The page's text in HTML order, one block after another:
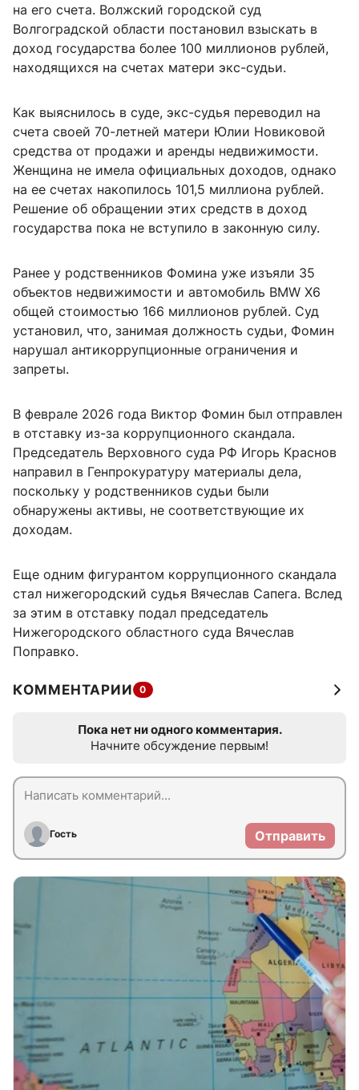
на его счета. Волжский городской суд
Волгоградской области постановил взыскать в
доход государства более 100 миллионов рублей,
находящихся на счетах матери экс-судьи.
Как выяснилось в суде, экс-судья переводил на
счета своей 70-летней матери Юлии Новиковой
средства от продажи и аренды недвижимости.
Женщина не имела официальных доходов, однако
на ее счетах накопилось 101,5 миллиона рублей.
Решение об обращении этих средств в доход
государства пока не вступило в законную силу.
Ранее у родственников Фомина уже изъяли 35
объектов недвижимости и автомобиль BMW X6
общей стоимостью 166 миллионов рублей. Суд
установил, что, занимая должность судьи, Фомин
нарушал антикоррупционные ограничения и
запреты.
В феврале 2026 года Виктор Фомин был отправлен
в отставку из-за коррупционного скандала.
Председатель Верховного суда РФ Игорь Краснов
направил в Генпрокуратуру материалы дела,
поскольку у родственников судьи были
обнаружены активы, не соответствующие их
доходам.
Еще одним фигурантом коррупционного скандала
стал нижегородский судья Вячеслав Сапега. Вслед
за этим в отставку подал председатель
Нижегородского областного суда Вячеслав
Поправко.
КОММЕНТАРИИ 0
Пока нет ни одного комментария.
Начните обсуждение первым!
Гость Отправить